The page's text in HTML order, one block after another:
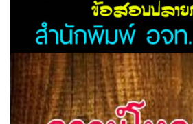
แจกข้อสอบ 8 รายวิชา ข้อสอบเก็บค
ข้อสอบปลายภาค ระดับชั้น ป.1-ม.6